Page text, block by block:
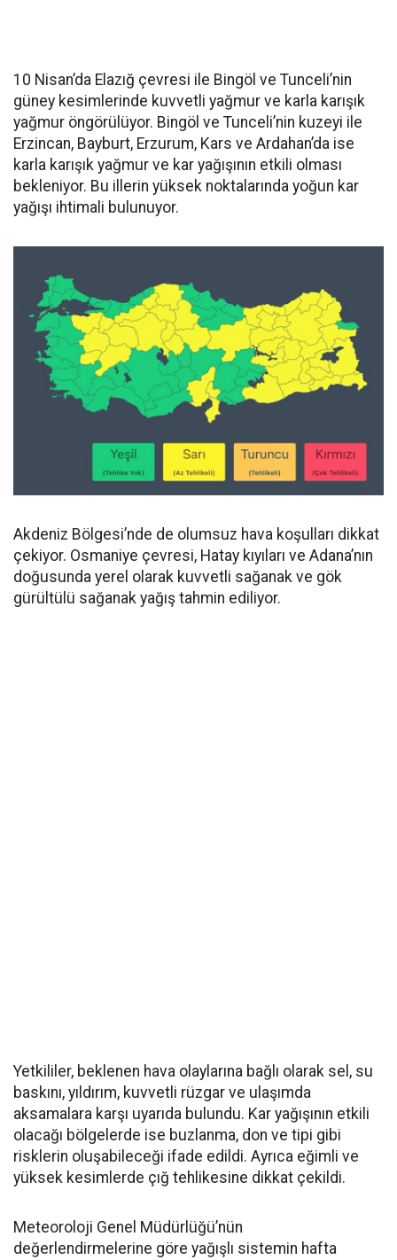
10 Nisan’da Elazığ çevresi ile Bingöl ve Tunceli’nin
güney kesimlerinde kuvvetli yağmur ve karla karışık
yağmur öngörülüyor. Bingöl ve Tunceli’nin kuzeyi ile
Erzincan, Bayburt, Erzurum, Kars ve Ardahan’da ise
karla karışık yağmur ve kar yağışının etkili olması
bekleniyor. Bu illerin yüksek noktalarında yoğun kar
yağışı ihtimali bulunuyor.
Akdeniz Bölgesi’nde de olumsuz hava koşulları dikkat
çekiyor. Osmaniye çevresi, Hatay kıyıları ve Adana’nın
doğusunda yerel olarak kuvvetli sağanak ve gök
gürültülü sağanak yağış tahmin ediliyor.
Yetkililer, beklenen hava olaylarına bağlı olarak sel, su
baskını, yıldırım, kuvvetli rüzgar ve ulaşımda
aksamalara karşı uyarıda bulundu. Kar yağışının etkili
olacağı bölgelerde ise buzlanma, don ve tipi gibi
risklerin oluşabileceği ifade edildi. Ayrıca eğimli ve
yüksek kesimlerde çığ tehlikesine dikkat çekildi.
Meteoroloji Genel Müdürlüğü’nün
değerlendirmelerine göre yağışlı sistemin hafta